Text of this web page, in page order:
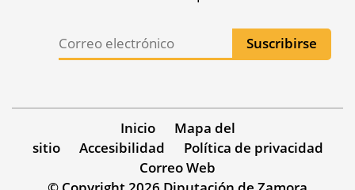
Inicio
Mapa del
sitio
Accesibilidad
Política de privacidad
Correo Web